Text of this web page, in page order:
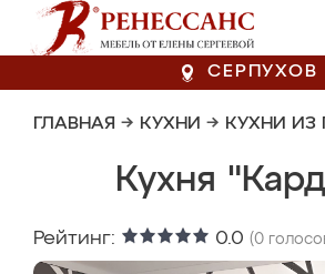
СЕРПУХОВ
ГЛАВНАЯ → КУХНИ → КУХНИ ИЗ
Кухня
Рейтинг: 0.0 (0